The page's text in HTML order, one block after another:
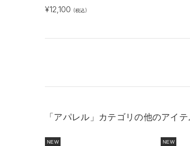
¥12,100 (税込)
「アパレル」カテゴリの他のアイテ
NEW NEW